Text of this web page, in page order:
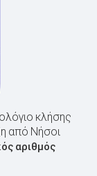
κλήσης
από Νήσοι
αριθμός